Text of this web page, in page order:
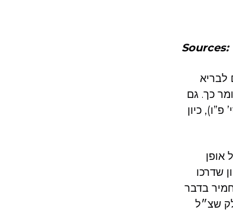
Sources:
לבריא
כך. גם
כיון
אופן
שדרכו
בדבר
שצ״ל